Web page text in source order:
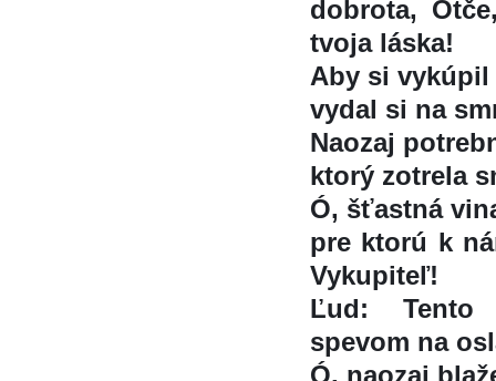
dobrota,
tvoja láska!
Aby si vykúpil
vydal si na
Naozaj
ktorý zotrela
Ó, šťastná
pre ktorú k
Vykupiteľ!
Ľud: Tento
spevom na
Ó, naozaj